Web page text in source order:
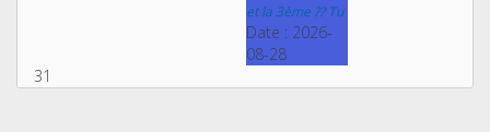
et la 3ème ?? Tu
Date : 2026-
08-28
31